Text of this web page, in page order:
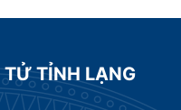
TỈNH LẠNG